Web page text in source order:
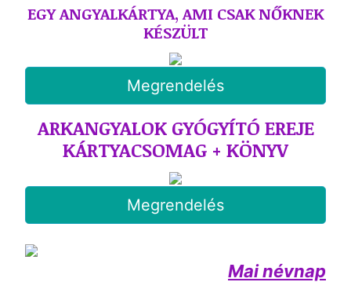
EGY ANGYALKÁRTYA, AMI CSAK NŐKNEK
KÉSZÜLT
Megrendelés
ARKANGYALOK GYÓGYÍTÓ EREJE
KÁRTYACSOMAG + KÖNYV
Megrendelés
Mai névnap